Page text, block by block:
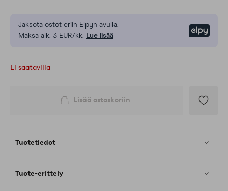
Jaksota ostot eriin Elpyn avulla.
Maksa alk. 3 EUR/kk. Lue lisää
Ei saatavilla
Lisää ostoskoriin
Tuotetiedot
Tuote-erittely